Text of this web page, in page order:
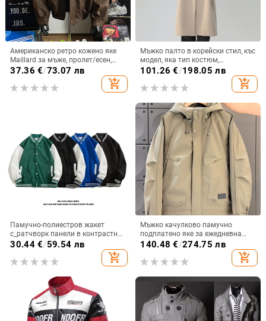
Американско ретро кожено яке
Maillard за мъже, пролет/есен,
елегантен дизайн, чиста кройка,
37.36 €/73.07 лв
add_shopping_cart
Мъжко палто в корейски стил, къс
модел, яка тип костюм,
еднобортно закопчаване,
101.26 €/198.05 лв
add_shopping_cart
Памучно-полиестров жакет
с_ратчворк панели в контрастни
цветове, без яка, едноредово
закопчаване, свободен силует,
подплата полиестер
30.44€/59.54 лв
add_shopping_cart
Мъжко качулково памучно
подплатено яке за ежедневна
употреба
140.48 €/274.75 лв
add_shopping_cart